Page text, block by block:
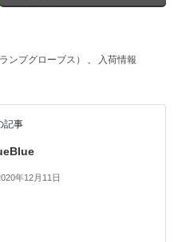
ンプグローブス） 入荷情報
記事
年12月11日